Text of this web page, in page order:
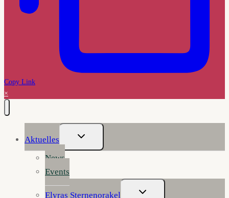
Copy Link
×
Aktuelles
Untermenü
Umschalten
News
Events
Elyras Sternenorakel
Untermenü